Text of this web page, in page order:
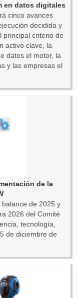
en datos digitales
cinco avances
decidida y
principal criterio de
activo clave, la
datos el motor, la
y las empresas el
de la
de 2025 y
2026 del Comité
tecnología,
de diciembre de